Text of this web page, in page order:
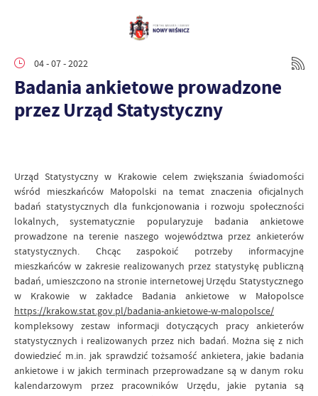
04 - 07 - 2022
Badania ankietowe prowadzone
przez Urząd Statystyczny
Urząd Statystyczny w Krakowie celem zwiększania świadomości
wśród mieszkańców Małopolski na temat znaczenia oficjalnych
badań statystycznych dla funkcjonowania i rozwoju społeczności
lokalnych, systematycznie popularyzuje badania ankietowe
prowadzone na terenie naszego województwa przez ankieterów
statystycznych. Chcąc zaspokoić potrzeby informacyjne
mieszkańców w zakresie realizowanych przez statystykę publiczną
badań, umieszczono na stronie internetowej Urzędu Statystycznego
w Krakowie w zakładce Badania ankietowe w Małopolsce
https://krakow.stat.gov.pl/badania-ankietowe-w-malopolsce/
kompleksowy zestaw informacji dotyczących pracy ankieterów
statystycznych i realizowanych przez nich badań. Można się z nich
dowiedzieć m.in. jak sprawdzić tożsamość ankietera, jakie badania
ankietowe i w jakich terminach przeprowadzane są w danym roku
kalendarzowym przez pracowników Urzędu, jakie pytania są